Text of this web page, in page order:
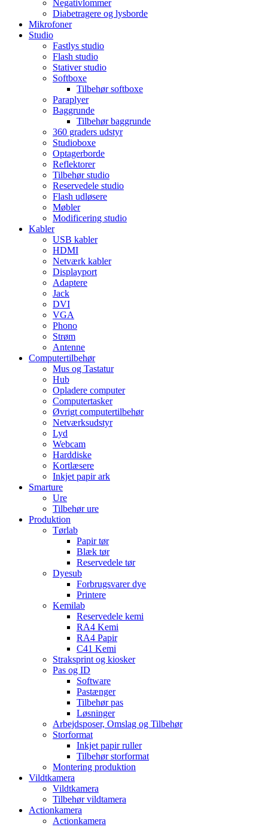
Negativlommer
Diabetragere og lysborde
Mikrofoner
Studio
Fastlys studio
Flash studio
Stativer studio
Softboxe
Tilbehør softboxe
Paraplyer
Baggrunde
Tilbehør baggrunde
360 graders udstyr
Studioboxe
Optagerborde
Reflektorer
Tilbehør studio
Reservedele studio
Flash udløsere
Møbler
Modificering studio
Kabler
USB kabler
HDMI
Netværk kabler
Displayport
Adaptere
Jack
DVI
VGA
Phono
Strøm
Antenne
Computertilbehør
Mus og Tastatur
Hub
Opladere computer
Computertasker
Øvrigt computertilbehør
Netværksudstyr
Lyd
Webcam
Harddiske
Kortlæsere
Inkjet papir ark
Smarture
Ure
Tilbehør ure
Produktion
Tørlab
Papir tør
Blæk tør
Reservedele tør
Dyesub
Forbrugsvarer dye
Printere
Kemilab
Reservedele kemi
RA4 Kemi
RA4 Papir
C41 Kemi
Straksprint og kiosker
Pas og ID
Software
Pastænger
Tilbehør pas
Løsninger
Arbejdsposer, Omslag og Tilbehør
Storformat
Inkjet papir ruller
Tilbehør storformat
Montering produktion
Vildtkamera
Vildtkamera
Tilbehør vildtamera
Actionkamera
Actionkamera